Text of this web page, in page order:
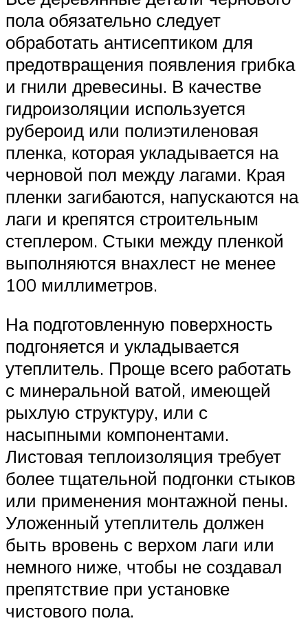
пола обязательно следует
обработать антисептиком для
предотвращения появления грибка
и гнили древесины. В качестве
гидроизоляции используется
рубероид или полиэтиленовая
пленка, которая укладывается на
черновой пол между лагами. Края
пленки загибаются, напускаются на
лаги и крепятся строительным
степлером. Стыки между пленкой
выполняются внахлест не менее
100 миллиметров.
На подготовленную поверхность
подгоняется и укладывается
утеплитель. Проще всего работать
с минеральной ватой, имеющей
рыхлую структуру, или с
насыпными компонентами.
Листовая теплоизоляция требует
более тщательной подгонки стыков
или применения монтажной пены.
Уложенный утеплитель должен
быть вровень с верхом лаги или
немного ниже, чтобы не создавал
препятствие при установке
чистового пола.